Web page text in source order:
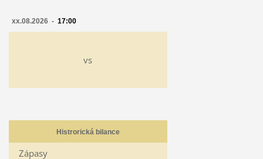
xx.08.2026 - 17:00
vs
Histrorická bilance
Zápasy